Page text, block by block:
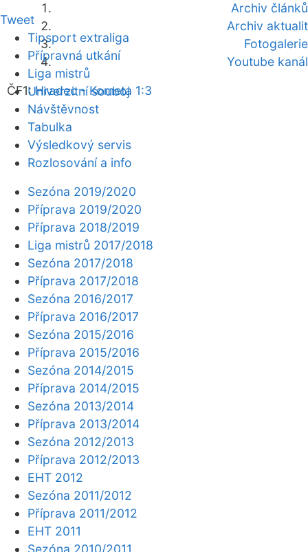
Archiv článků
Archiv aktualit
Fotogalerie
Youtube kanál
ČF1:Hradec - Kometa 1:3
Tweet
Tipsport extraliga
Přípravná utkání
Liga mistrů
Univerzitní souboj
Návštěvnost
Tabulka
Výsledkový servis
Rozlosování a info
Sezóna 2019/2020
Příprava 2019/2020
Příprava 2018/2019
Liga mistrů 2017/2018
Sezóna 2017/2018
Příprava 2017/2018
Sezóna 2016/2017
Příprava 2016/2017
Sezóna 2015/2016
Příprava 2015/2016
Sezóna 2014/2015
Příprava 2014/2015
Sezóna 2013/2014
Příprava 2013/2014
Sezóna 2012/2013
Příprava 2012/2013
EHT 2012
Sezóna 2011/2012
Příprava 2011/2012
EHT 2011
Sezóna 2010/2011